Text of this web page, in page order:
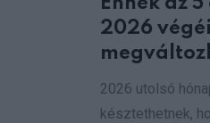
2026
2026 utolsó
késztethetnek,